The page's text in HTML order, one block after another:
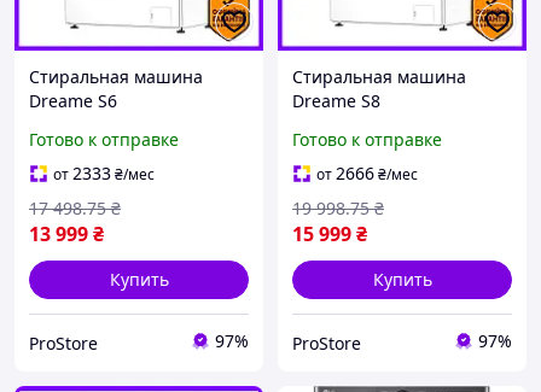
Стиральная машина
Dreame S6
стирки белья с функцией
отжима и
энергосбережением
Готово к отправке
от2333₴/мес
13 999₴
17 498.75 ₴
Купить
ProStore 97%
Стиральная машина
Dreame S8
стирки одежды с
функцией сушки и
экономией воды
Готово к отправке
от2666₴/мес
15 999₴
19 998.75 ₴
Купить
ProStore 97%